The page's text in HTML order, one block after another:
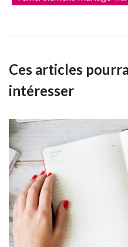
Ces articles
intéresser